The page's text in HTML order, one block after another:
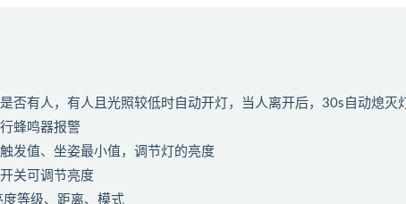
否有人，有人且光照较低时自动开灯，当人离开后，30s自动熄灭灯
蜂鸣器报警
发值、坐姿最小值，调节灯的亮度
关可调节亮度
等级、距离、模式